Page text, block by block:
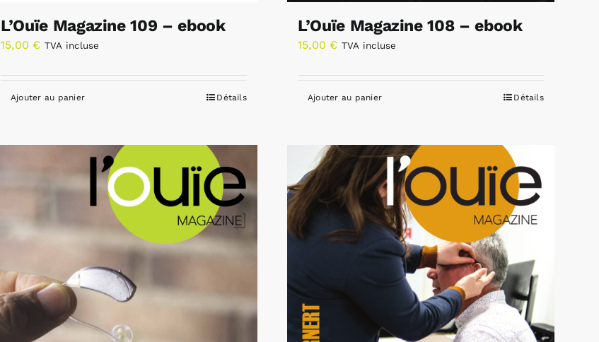
L’Ouïe Magazine 109 – ebook
15,00 € TVA incluse
Ajouter au panier Détails
L’Ouïe Magazine 108 – ebook
15,00 € TVA incluse
Ajouter au panier Détails